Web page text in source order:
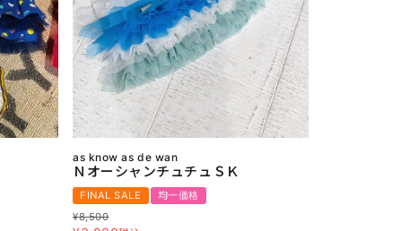
as know as de wan
ＮオーシャンチュチュＳＫ
FINAL SALE
均一価格
¥8,500